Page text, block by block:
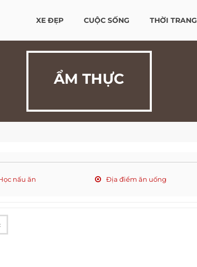
XE ĐẸP CUỘC SỐNG THỜI TRANG
ẨM THỰC
nấu ăn Địa điểm ăn uống